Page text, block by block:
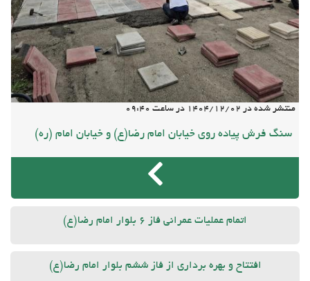
منتشر شده در 1404/12/02 در ساعت 09:40
سنگ فرش پیاده روی خیابان امام رضا(ع) و خیابان امام (ره)
اتمام عملیات عمرانی فاز 6 بلوار امام رضا(ع)
افتتاح و بهره برداری از فاز ششم بلوار امام رضا(ع)